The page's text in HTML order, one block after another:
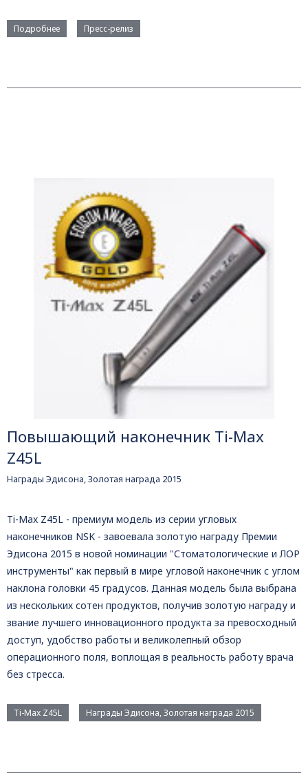
Подробнее Пресс-релиз
Повышающий наконечник Ti-Max
Z45L
Награды Эдисона, Золотая награда 2015
Ti-Max Z45L - премиум модель из серии угловых
наконечников NSK - завоевала золотую награду Премии
Эдисона 2015 в новой номинации "Стоматологические и ЛОР
инструменты" как первый в мире угловой наконечник с углом
наклона головки 45 градусов. Данная модель была выбрана
из нескольких сотен продуктов, получив золотую награду и
звание лучшего инновационного продукта за превосходный
доступ, удобство работы и великолепный обзор
операционного поля, воплощая в реальность работу врача
без стресса.
Ti-Max Z45L Награды Эдисона, Золотая награда 2015